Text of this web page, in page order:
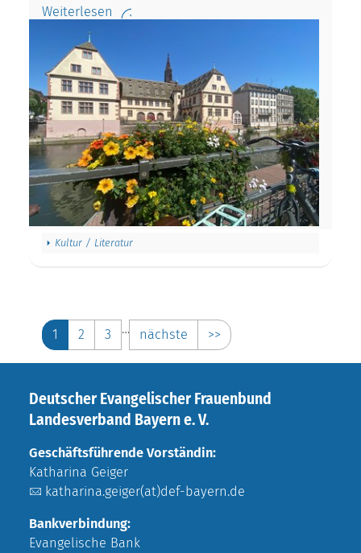
Weiterlesen
Kultur / Literatur
1 2 3 … nächste >>
Deutscher Evangelischer Frauenbund
Landesverband Bayern e. V.
Geschäftsführende Vorständin:
Katharina Geiger
katharina.geiger(at)def-bayern.de
Bankverbindung:
Evangelische Bank